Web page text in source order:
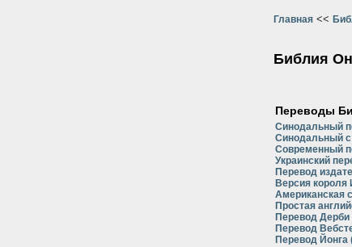
Главная <<
Библия
Переводы
Синодальный
Синодальный с
Современный
Украинский
Перевод
Версия короля
Американская
Простая
Перевод Дерби
Перевод
Перевод Йонга